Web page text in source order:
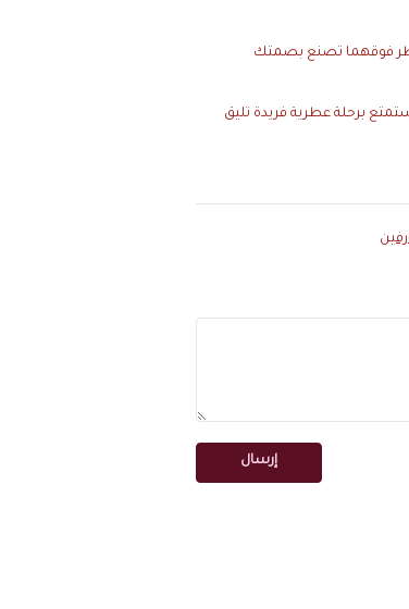
فوقهما تصنع بصمتك
برحلة عطرية فريدة تليق
إرسال